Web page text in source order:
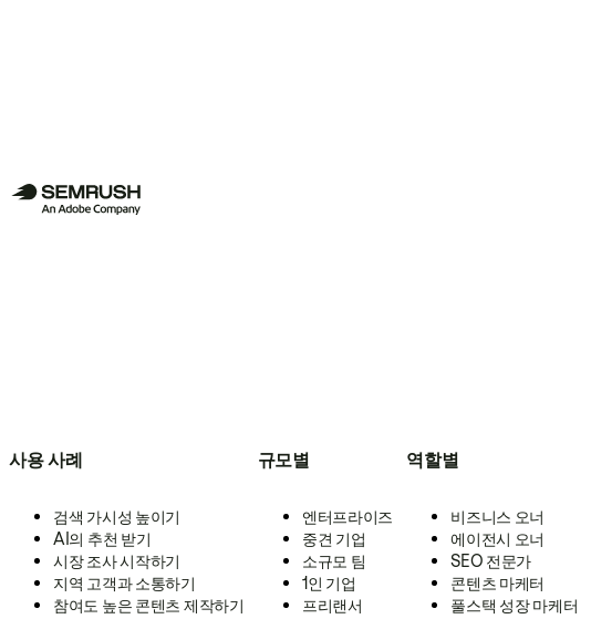
사용 사례
검색 가시성 높이기
AI의 추천 받기
시장 조사 시작하기
지역 고객과 소통하기
참여도 높은 콘텐츠 제작하기
규모별
엔터프라이즈
중견 기업
소규모 팀
1인 기업
프리랜서
역할별
비즈니스 오너
에이전시 오너
SEO 전문가
콘텐츠 마케터
풀스택 성장 마케터